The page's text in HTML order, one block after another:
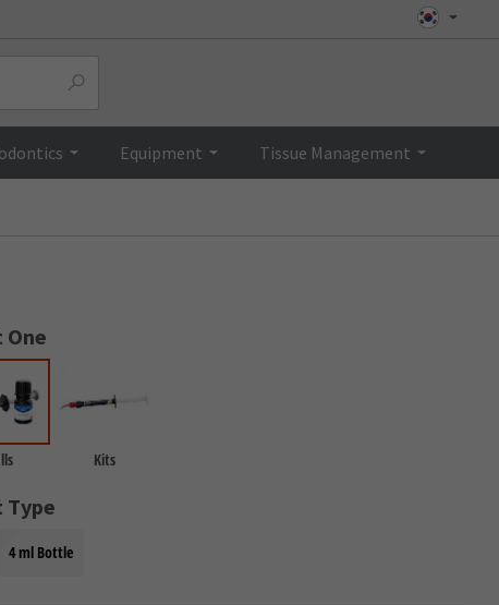
Equipment Tissue Management
One
Kits
Type
4 ml Bottle